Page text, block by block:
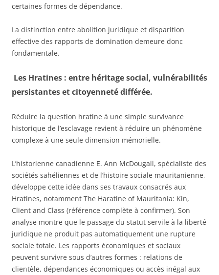
certaines formes de dépendance.
La distinction entre abolition juridique et disparition
effective des rapports de domination demeure donc
fondamentale.
Les Hratines : entre héritage social, vulnérabilités
persistantes et citoyenneté différée.
Réduire la question hratine à une simple survivance
historique de l’esclavage revient à réduire un phénomène
complexe à une seule dimension mémorielle.
L’historienne canadienne E. Ann McDougall, spécialiste des
sociétés sahéliennes et de l’histoire sociale mauritanienne,
développe cette idée dans ses travaux consacrés aux
Hratines, notamment The Haratine of Mauritania: Kin,
Client and Class (référence complète à confirmer). Son
analyse montre que le passage du statut servile à la liberté
juridique ne produit pas automatiquement une rupture
sociale totale. Les rapports économiques et sociaux
peuvent survivre sous d’autres formes : relations de
clientèle, dépendances économiques ou accès inégal aux